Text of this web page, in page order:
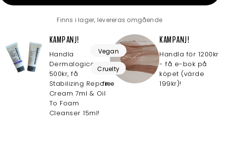
Finns i lager, levereras omgående
KAMPANJ!
Handla
Dermalogica för
500kr, få
Stabilizing Repair
Cream 7ml & Oil
To Foam
Cleanser 15ml!
KAMPANJ!
Handla för 1200kr
- få e-bok på
köpet (värde
199kr)!
Vegan
friendly
Cruelty
free